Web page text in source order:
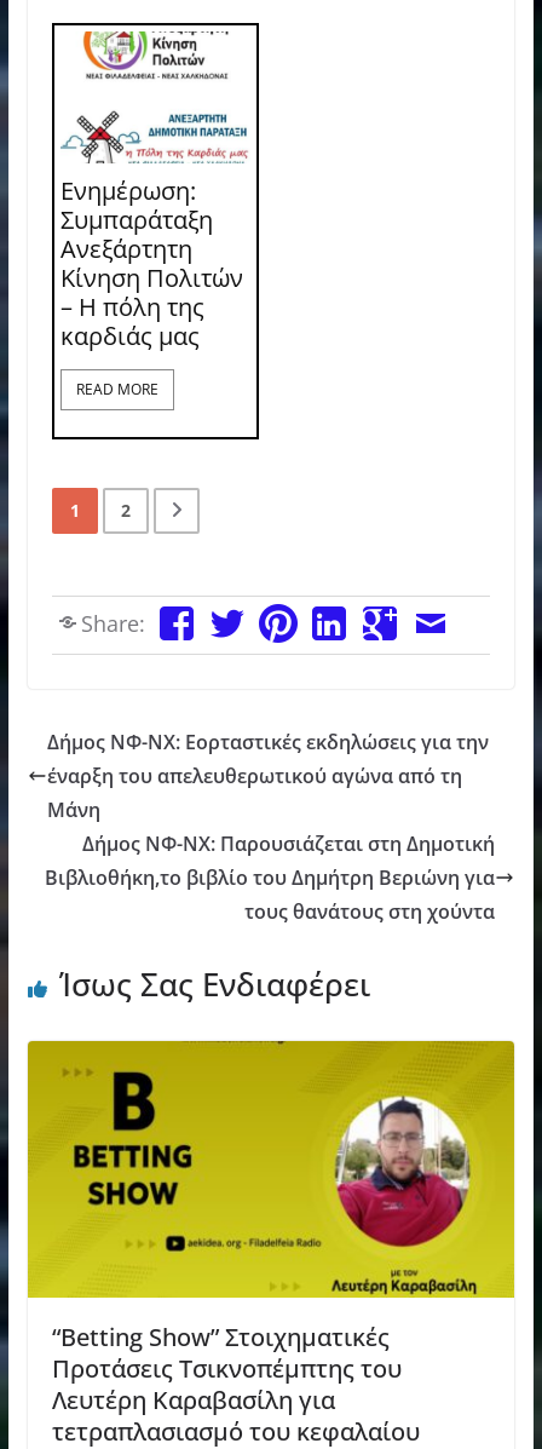
Ενημέρωση:
Συμπαράταξη
Ανεξάρτητη
Κίνηση Πολιτών
– Η πόλη της
καρδιάς μας
READ MORE
1 2
Share:
Δήμος ΝΦ-ΝΧ: Εορταστικές εκδηλώσεις για την
έναρξη του απελευθερωτικού αγώνα από τη
Μάνη
Δήμος ΝΦ-ΝΧ: Παρουσιάζεται στη Δημοτική
Βιβλιοθήκη,το βιβλίο του Δημήτρη Βεριώνη για
τους θανάτους στη χούντα
Ίσως Σας Ενδιαφέρει
“Betting Show” Στοιχηματικές
Προτάσεις Τσικνοπέμπτης του
Λευτέρη Καραβασίλη για
τετραπλασιασμό του κεφαλαίου